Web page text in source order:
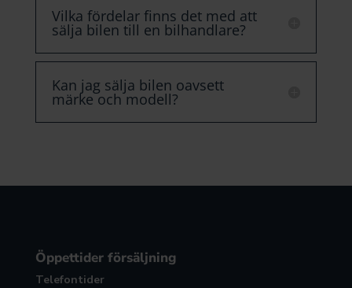
Vilka fördelar finns det med att
sälja bilen till en bilhandlare?
Kan jag sälja bilen oavsett
märke och modell?
Öppettider försäljning
Telefontider